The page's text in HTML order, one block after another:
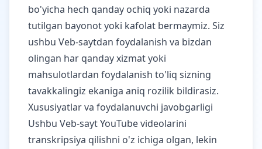
bo'yicha hech qanday ochiq yoki nazarda
tutilgan bayonot yoki kafolat bermaymiz. Siz
ushbu Veb-saytdan foydalanish va bizdan
olingan har qanday xizmat yoki
mahsulotlardan foydalanish to'liq sizning
tavakkalingiz ekaniga aniq rozilik bildirasiz.
Xususiyatlar va foydalanuvchi javobgarligi
Ushbu Veb-sayt YouTube videolarini
transkripsiya qilishni o'z ichiga olgan, lekin